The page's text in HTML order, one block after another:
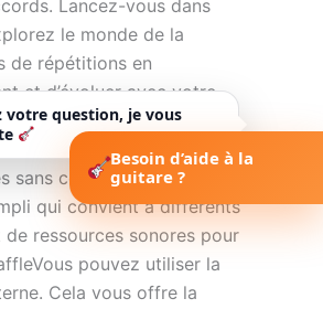
Lancez-vous dans
le monde de la
de répétitions en
et d’évoluer avec votre
à un haut-parleur
à des niveaux de volume
compromis sur la
qui convient à différents
ressources sonores pour
pouvez utiliser la
Cela vous offre la
votre question, je vous
Besoin d’aide à la
guitare ?